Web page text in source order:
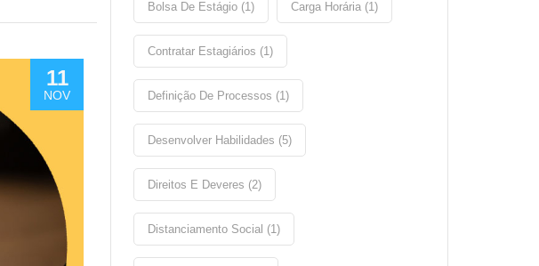
11
NOV
Bolsa De Estágio (1) Carga Horária (1)
Contratar Estagiários (1)
Definição De Processos (1)
Desenvolver Habilidades (5)
Direitos E Deveres (2)
Distanciamento Social (1)